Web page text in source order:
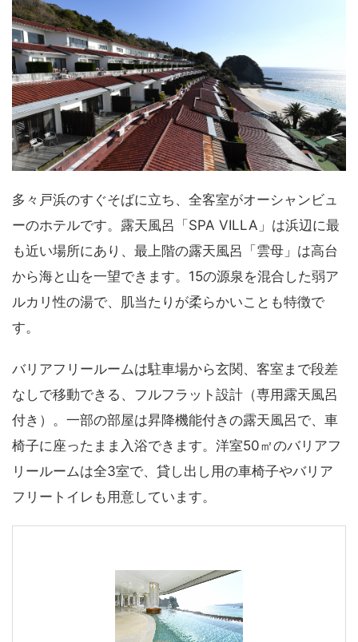
多々戸浜のすぐそばに立ち、全客室がオーシャンビュ
ーのホテルです。露天風呂「SPA VILLA」は浜辺に最
も近い場所にあり、最上階の露天風呂「雲母」は高台
から海と山を一望できます。15の源泉を混合した弱ア
ルカリ性の湯で、肌当たりが柔らかいことも特徴で
す。
バリアフリールームは駐車場から玄関、客室まで段差
なしで移動できる、フルフラット設計（専用露天風呂
付き）。一部の部屋は昇降機能付きの露天風呂で、車
椅子に座ったまま入浴できます。洋室50㎡のバリアフ
リールームは全3室で、貸し出し用の車椅子やバリア
フリートイレも用意しています。